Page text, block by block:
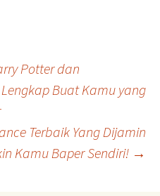
Potter dan
Buat Kamu yang
Terbaik Yang Dijamin
Kamu Baper Sendiri! →